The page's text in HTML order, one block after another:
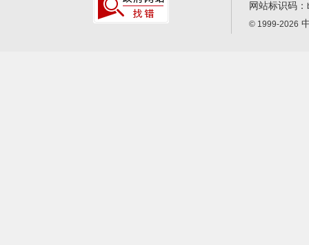
网站标识码：
© 1999-2026